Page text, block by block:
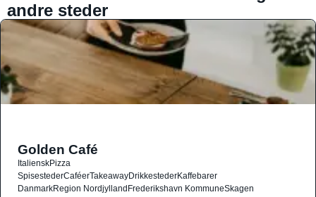
andre steder
Golden Café
ItalienskPizza
SpisestederCaféerTakeawayDrikkestederKaffebarer
DanmarkRegion NordjyllandFrederikshavn KommuneSkagen